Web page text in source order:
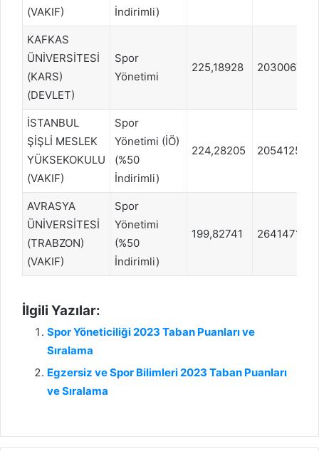
(VAKIF)
İndirimli)
KAFKAS
ÜNİVERSİTESİ
(KARS)
(DEVLET)
Spor
Yönetimi
225,18928 2030067
İSTANBUL
ŞİŞLİ MESLEK
YÜKSEKOKULU
(VAKIF)
Spor
Yönetimi (İÖ)
(%50
İndirimli)
224,28205 2054125
AVRASYA
ÜNİVERSİTESİ
(TRABZON)
(VAKIF)
Spor
Yönetimi
(%50
İndirimli)
199,82741 2641471
İlgili Yazılar:
Spor Yöneticiliği 2023 Taban Puanları ve
Sıralama
Egzersiz ve Spor Bilimleri 2023 Taban Puanları
ve Sıralama